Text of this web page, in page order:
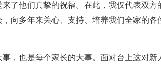
来了他们真挚的祝福。在此，我仅代表双
向多年来关心、支持、培养我们全家的
，也是每个家长的大事。面对台上这对